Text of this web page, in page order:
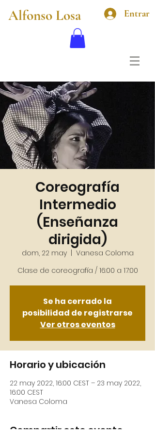
Alfonso Losa Entrar
Coreografía
Intermedio
(Enseñanza
dirigida)
dom, 22 may
  |
Vanesa Coloma
Se ha cerrado la
posibilidad de registrarse
Ver otros eventos
Horario y ubicación
22 may 2022, 16:00 CEST – 23 may 2022,
16:00 CEST
Vanesa Coloma
Compartir este evento